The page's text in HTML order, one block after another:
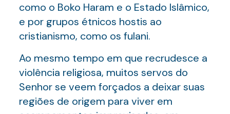
como o Boko Haram e o Estado Islâmico,
e por grupos étnicos hostis ao
cristianismo, como os fulani.
Ao mesmo tempo em que recrudesce a
violência religiosa, muitos servos do
Senhor se veem forçados a deixar suas
regiões de origem para viver em